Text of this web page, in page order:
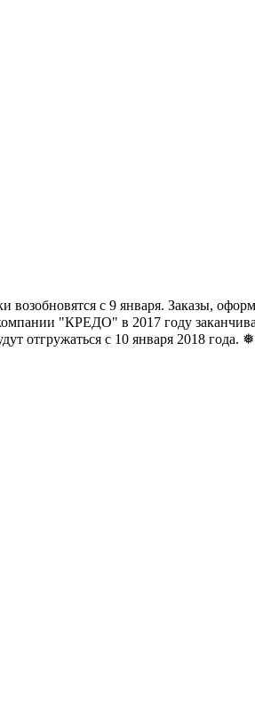
с 9 января. Заказы,
"КРЕДО" в 2017 году
отгружаться с 10 января 2018